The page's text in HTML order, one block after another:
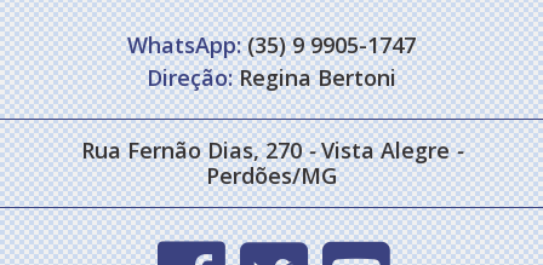
WhatsApp:(35) 9 9905-1747
Direção:Regina Bertoni
Rua Fernão Dias, 270- Vista Alegre-
Perdões/MG